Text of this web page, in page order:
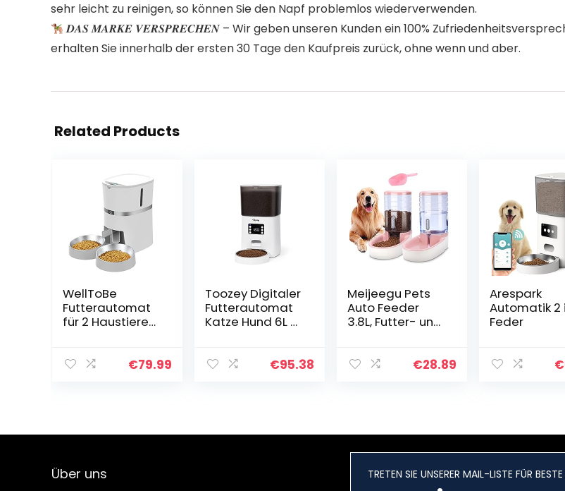
sehr leicht zu reinigen, so können Sie den Napf problemlos wiederverwenden.
𝑫𝑨𝑺 𝑴𝑨𝑹𝑲𝑬 𝑽𝑬𝑹𝑺𝑷𝑹𝑬𝑪𝑯𝑬𝑵 – Wir geben unseren Kunden ein 100%
erhalten Sie innerhalb der ersten 30 Tage den Kaufpreis zurück, ohne wenn und aber.
Related Products
WellToBe
Futterautomat
für 2 Haustiere
Futterspender
Aufnahmefunkti
Tag（Beige）
€79.99
Toozey Digitaler
Futterautomat
Katze Hund 6L –
Automatischer
Trockenfuttersp
€95.38
Meijeegu Pets
Auto Feeder
3.8L, Futter- und
und große
€28.89
Arespark
Automatik 2
Feder
€
Über uns TRETEN SIE UNSERER MAIL-LISTE FÜR BESTE